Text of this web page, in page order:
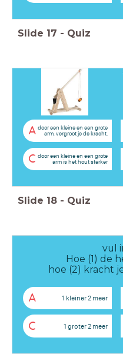
Slide 17 - Quiz
A door een kleine en een grote
arm, vergroot je de kracht.
C door een kleine en een grote
arm is het hout sterker
Slide 18 - Quiz
vul
Hoe (1) de
hoe (2) kracht
A 1 kleiner 2 meer
C 1 groter 2 meer